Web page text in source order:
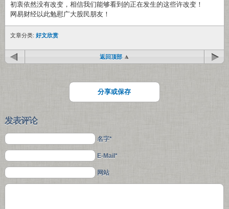
初衷依然没有改变，相信我们能够看到的正在发生的这些许改变！
网易财经以此勉慰广大股民朋友！
文章分类: 好文欣赏
返回顶部
分享或保存
发表评论
名字*
E-Mail*
网站